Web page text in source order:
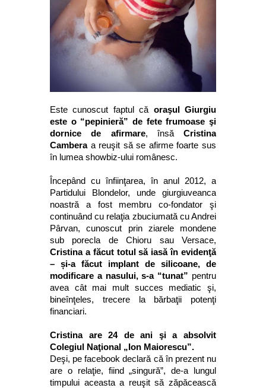
Este cunoscut faptul că oraşul Giurgiu
este o “pepinieră” de fete frumoase şi
dornice de afirmare, însă Cristina
Camberaa reuşit să se afirme foarte sus
în lumea showbiz-ului românesc.
Începând cu înfiinţarea, în anul 2012, a
Partidului Blondelor, unde giurgiuveanca
noastră a fost membru co-fondator şi
continuând cu relaţia zbuciumată cu Andrei
Pârvan, cunoscut prin ziarele mondene
sub porecla de Chioru sau Versace,
Cristina a făcut totul să iasă în evidenţă
– și-a făcut implant de silicoane, de
modificare a nasului, s-a “tunat” pentru
avea cât mai mult succes mediatic şi,
bineînţeles, trecere la bărbaţii potenţi
financiari.
Cristina are 24 de ani şi a absolvit
Colegiul Naţional „Ion Maiorescu”.
Deşi, pe facebook declară că în prezent nu
are o relaţie, fiind „singură”, de-a lungul
timpului aceasta a reuşit să zăpăcească